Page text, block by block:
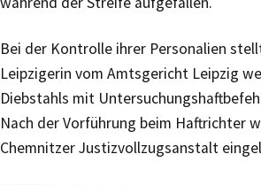
Bei der Kontrolle ihrer Personalien
Leipzigerin vom Amtsgericht Leipzig
Diebstahls mit
Nach der Vorführung beim Haftrichter
Chemnitzer Justizvollzugsanstalt